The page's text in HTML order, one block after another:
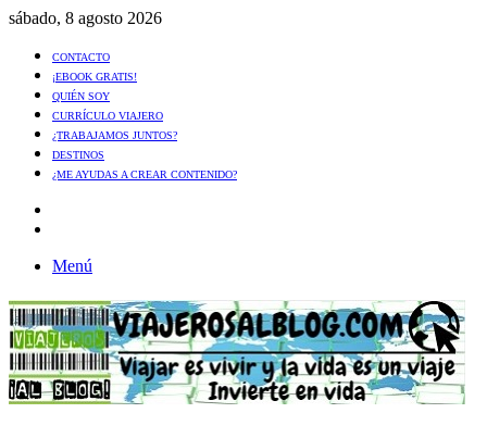
sábado, 8 agosto 2026
CONTACTO
¡EBOOK GRATIS!
QUIÉN SOY
CURRÍCULO VIAJERO
¿TRABAJAMOS JUNTOS?
DESTINOS
¿ME AYUDAS A CREAR CONTENIDO?
Menú